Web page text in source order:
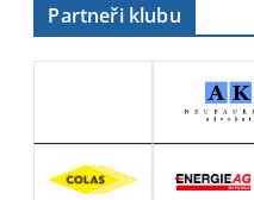
Partneři klubu